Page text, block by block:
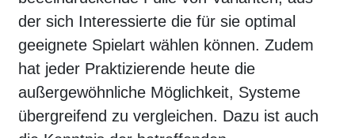
der sich Interessierte die für sie optimal
geeignete Spielart wählen können. Zudem
hat jeder Praktizierende heute die
außergewöhnliche Möglichkeit, Systeme
übergreifend zu vergleichen. Dazu ist auch